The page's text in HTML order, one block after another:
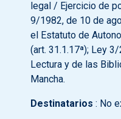
legal / Ejercicio de
9/1982, de 10 de
el Estatuto de
(art. 31.1.17ª); Ley
Lectura y de las
Mancha.
Destinatarios : No